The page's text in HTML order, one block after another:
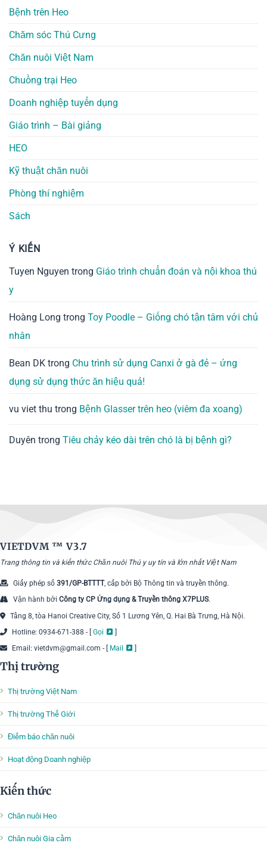
Bệnh trên Heo
Chăm sóc Thú Cưng
Chăn nuôi Việt Nam
Chuồng trại Heo
Doanh nghiệp tuyển dụng
Giáo trình – Bài giảng
HEO
Kỹ thuật chăn nuôi
Phòng thí nghiệm
Sách
Ý KIẾN
Tuyen Nguyen trong Giáo trình chuẩn đoán và nội khoa thú
y
Hoàng Long trong Toy Poodle – Giống chó tận tâm với chủ
nhân
Bean DK trong Chu trình sử dụng Canxi ở gà đẻ – ứng
dụng sử dụng thức ăn hiệu quả!
vu viet thu trong Bệnh Glasser trên heo (viêm đa xoang)
Duyên trong Tiêu chảy kéo dài trên chó là bị bệnh gì?
VIETDVM ™V3.7
Trang thông tin và kiến thức Chăn nuôi Thú y uy tín và lớn nhất Việt Nam
Giấy phép số 391/GP-BTTTT, cấp bởi Bộ Thông tin và truyền thông.
Vận hành bởi Công ty CP Ứng dụng & Truyền thông X7PLUS.
Tầng 8, tòa Hanoi Creative City, Số 1 Lương Yên, Q. Hai Bà Trưng, Hà Nội.
Hotline: 0934-671-388 - [ Gọi
]
Email: vietdvm@gmail.com - [
Mail
Thị trường
Thị trường Việt Nam
Thị trường Thế Giới
Điểm báo chăn nuôi
Hoạt động Doanh nghiệp
Kiến thức
Chăn nuôi Heo
Chăn nuôi Gia cầm